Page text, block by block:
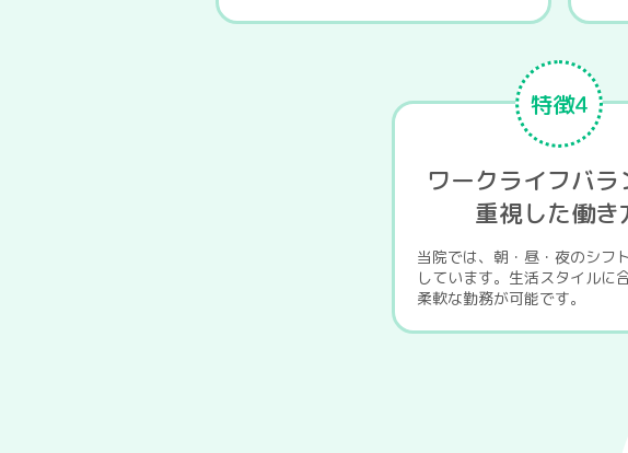
特徴4
ワークライフバラ
重視した働き
当院では、朝・昼・夜のシフ
しています。生活スタイルに
柔軟な勤務が可能です。